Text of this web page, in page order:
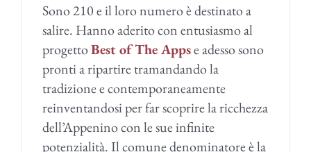
Sono 210 e il loro numero è destinato a
salire. Hanno aderito con entusiasmo al
progettoBest of The Appse adesso sono
pronti a ripartire tramandando la
tradizione e contemporaneamente
reinventandosi per far scoprire la ricchezza
dell’Appenino con le sue infinite
potenzialità. Il comune denominatore è la